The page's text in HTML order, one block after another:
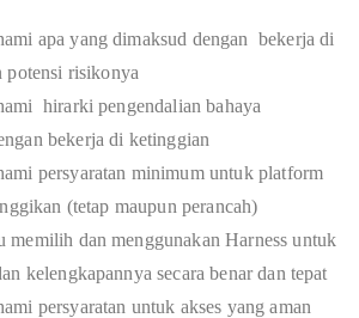
apa yang dimaksud dengan bekerja di
potensi risikonya
hirarki pengendalian bahaya
bekerja di ketinggian
persyaratan minimum untuk platform
(tetap maupun perancah)
memilih dan menggunakan Harness untuk
kelengkapannya secara benar dan tepat
persyaratan untuk akses yang aman